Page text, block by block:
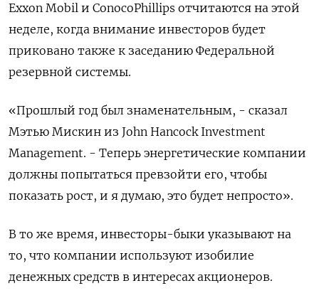
Exxon Mobil и ConocoPhillips отчитаются на этой
неделе, когда внимание инвесторов будет
приковано также к заседанию Федеральной
резервной системы.
«Прошлый год был знаменательным, - сказал
Мэтью Мискин из John Hancock Investment
Management. - Теперь энергетические компании
должны попытаться превзойти его, чтобы
показать рост, и я думаю, это будет непросто».
В то же время, инвесторы-быки указывают на
то, что компании используют изобилие
денежных средств в интересах акционеров.